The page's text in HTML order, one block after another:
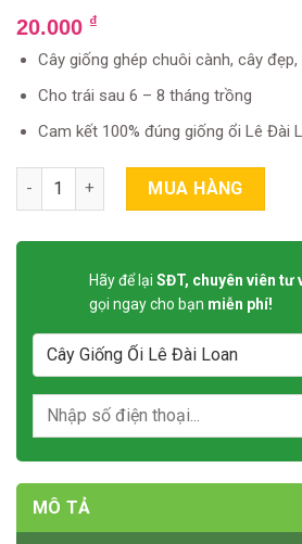
out of 5
customer
20.000 ₫
Cây giống ghép chuôi cành, cây
Cho trái sau 6 – 8 tháng trồng
Cam kết 100% đúng giống ổi Lê Đài
Cây Giống Ổi Lê Đài Loan quantity
MUA HÀNG
Hãy để lại SĐT, chuyên viên tư
gọi ngay cho bạn miễn phí!
MÔ TẢ